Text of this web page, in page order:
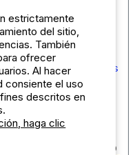
séjour s'est bien
mieux pour ... Leer más
10
estrictamente
del sitio,
También
ofrecer
Al hacer
consiente el uso
descritos en
haga clic